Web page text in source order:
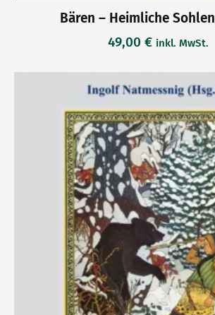
Bären – Heimliche
49,00 € inkl. MwSt.